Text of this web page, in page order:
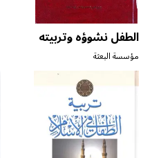
الطفل نشوؤه وتربيته
مؤسسة البعثة